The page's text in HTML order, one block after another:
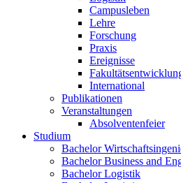
Campusleben
Lehre
Forschung
Praxis
Ereignisse
International
Publikationen
Veranstaltungen
Absolventenfeier
Studium
Bachelor
Bachelor Business and
Bachelor Logistik